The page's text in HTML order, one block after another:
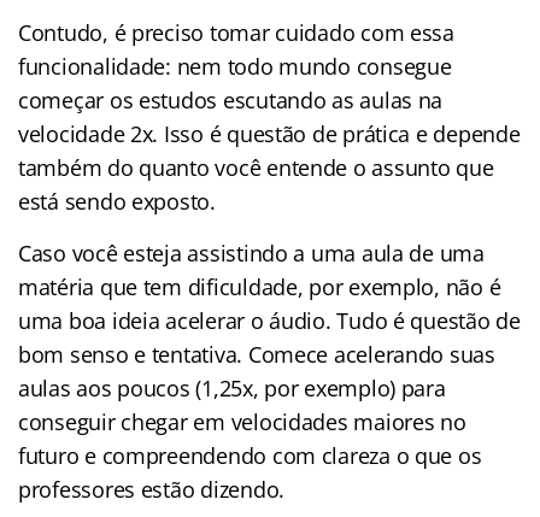
Contudo, é preciso tomar cuidado com essa
funcionalidade: nem todo mundo consegue
começar os estudos escutando as aulas na
velocidade 2x. Isso é questão de prática e depende
também do quanto você entende o assunto que
está sendo exposto.
Caso você esteja assistindo a uma aula de uma
matéria que tem dificuldade, por exemplo, não é
uma boa ideia acelerar o áudio. Tudo é questão de
bom senso e tentativa. Comece acelerando suas
aulas aos poucos (1,25x, por exemplo) para
conseguir chegar em velocidades maiores no
futuro e compreendendo com clareza o que os
professores estão dizendo.